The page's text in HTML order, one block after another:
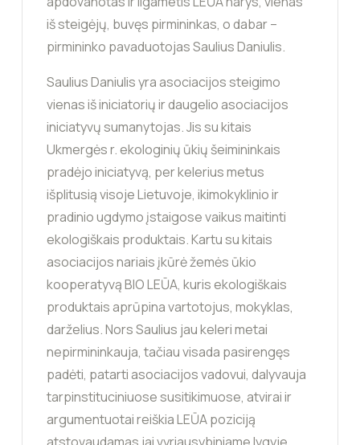
iš steigėjų, buvęs pirmininkas, o dabar –
pirmininko pavaduotojas Saulius Daniulis.
Saulius Daniulis yra asociacijos steigimo
vienas iš iniciatorių ir daugelio asociacijos
iniciatyvų sumanytojas. Jis su kitais
Ukmergės r. ekologinių ūkių šeimininkais
pradėjo iniciatyvą, per kelerius metus
išplitusią visoje Lietuvoje, ikimokyklinio ir
pradinio ugdymo įstaigose vaikus maitinti
ekologiškais produktais. Kartu su kitais
asociacijos nariais įkūrė žemės ūkio
kooperatyvą BIO LEŪA, kuris ekologiškais
produktais aprūpina vartotojus, mokyklas,
darželius. Nors Saulius jau keleri metai
nepirmininkauja, tačiau visada pasirengęs
padėti, patarti asociacijos vadovui, dalyvauja
tarpinstituciniuose susitikimuose, atvirai ir
argumentuotai reiškia LEŪA poziciją